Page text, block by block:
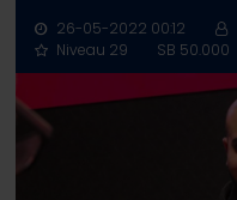
26-05-2022 00:12
Niveau 29
SB 50.000